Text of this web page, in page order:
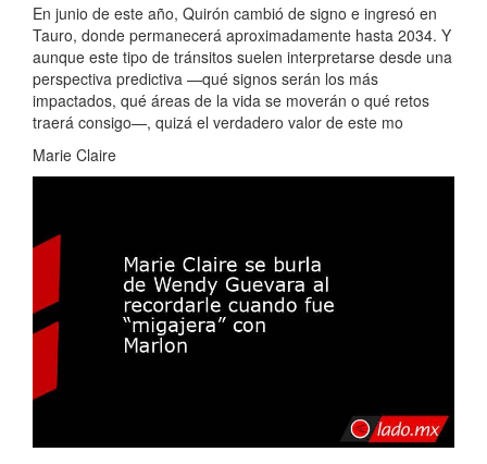
En junio de este año, Quirón cambió de signo e ingresó en
Tauro, donde permanecerá aproximadamente hasta 2034. Y
aunque este tipo de tránsitos suelen interpretarse desde una
perspectiva predictiva —qué signos serán los más
impactados, qué áreas de la vida se moverán o qué retos
traerá consigo—, quizá el verdadero valor de este mo
Marie Claire